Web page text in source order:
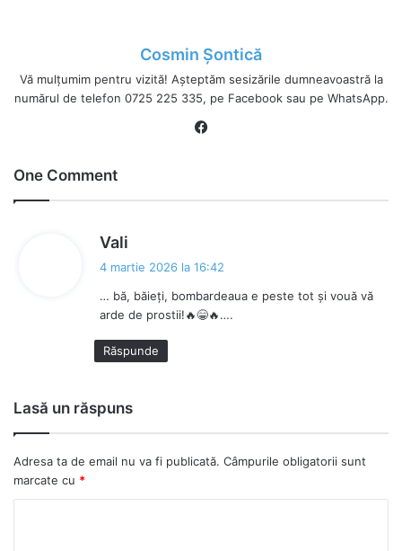
Cosmin Șontică
Vă mulțumim pentru vizită! Așteptăm sesizările dumneavoastră la
numărul de telefon 0725 225 335, pe Facebook sau pe WhatsApp.
One Comment
Vali
n
e
:
4 martie 2026 la 16:42
… bă, băieți, bombardeaua e peste tot și vouă vă
arde de prostii!🔥😁🔥….
Răspunde
Lasă un răspuns
Adresa ta de email nu va fi publicată. Câmpurile obligatorii sunt
marcate cu *